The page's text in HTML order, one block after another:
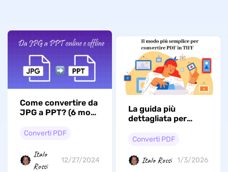
Come convertire da
JPG a PPT? (6 modi
Converti PDF
Italo
Rossi
12/27/2024
La guida più
dettagliata per
TIFF nel 2026
Converti PDF
Italo Rossi 1/3/2026